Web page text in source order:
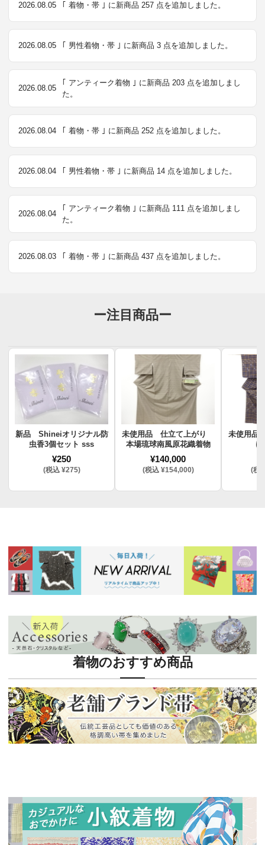
2026.08.05 ｢ 着物・帯 ｣ に新商品 257 点を追加しました。
2026.08.05 ｢ 男性着物・帯 ｣ に新商品 3 点を追加しました。
2026.08.05
｢ アンティーク着物 ｣ に新商品 203 点を追加しまし
た。
2026.08.04 ｢ 着物・帯 ｣ に新商品 252 点を追加しました。
2026.08.04 ｢ 男性着物・帯 ｣ に新商品 14 点を追加しました。
2026.08.04
｢ アンティーク着物 ｣ に新商品 111 点を追加しまし
た。
2026.08.03 ｢ 着物・帯 ｣ に新商品 437 点を追加しました。
ー注目商品ー
新品 Shineiオリジナル防
虫香3個セット sss
¥250
(税込 ¥275)
未使用品 仕立て上がり
本場琉球南風原花織着物
¥140,000
(税込 ¥154,000)
未使用品
(税
着物のおすすめ商品